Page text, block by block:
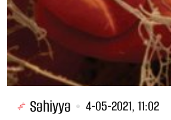
Səhiyyə 4-05-2021, 11:02